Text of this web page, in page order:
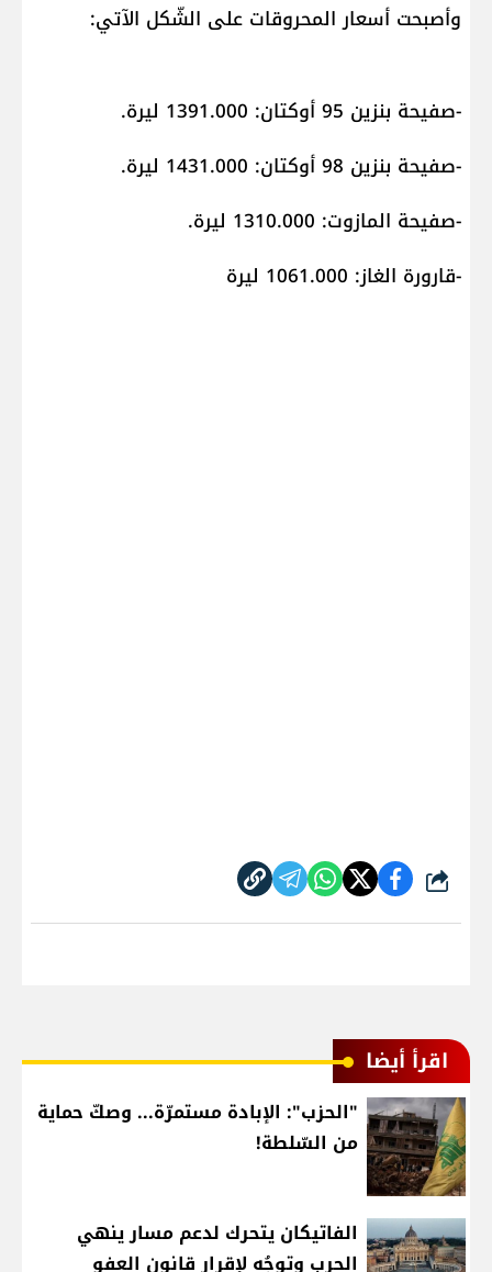
وأصبحت أسعار المحروقات على الشّكل الآتي:
-صفيحة بنزين 95 أوكتان: 1391.000 ليرة.
-صفيحة بنزين 98 أوكتان: 1431.000 ليرة.
-صفيحة المازوت: 1310.000 ليرة.
-قارورة الغاز: 1061.000 ليرة
شارك
اقرأ أيضا
"الحزب": الإبادة مستمرّة... وصكّ حماية
من السّلطة!
الفاتيكان يتحرك لدعم مسار ينهي
الحرب وتوجُه لإقرار قانون العفو